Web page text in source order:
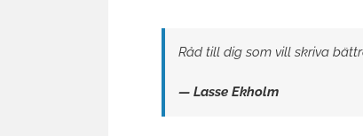
Råd till dig som vill skriva
— Lasse Ekholm